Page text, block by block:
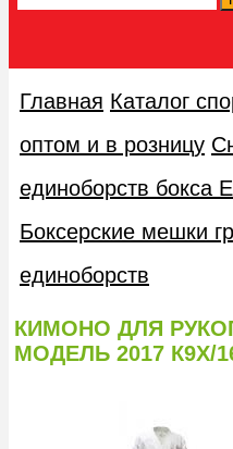
Главная Каталог
оптом и в розницу
единоборств бокса
Боксерские мешки
единоборств
КИМОНО ДЛЯ
МОДЕЛЬ 2017 К9Х/